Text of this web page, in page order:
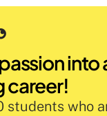
into
career!
students who